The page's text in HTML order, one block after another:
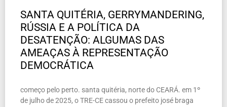
SANTA QUITÉRIA, GERRYMANDERING,
RÚSSIA E A POLÍTICA DA
DESATENÇÃO: ALGUMAS DAS
AMEAÇAS À REPRESENTAÇÃO
DEMOCRÁTICA
começo pelo perto. santa quitéria, norte do CEARÁ. em 1º
de julho de 2025, o TRE-CE cassou o prefeito josé braga